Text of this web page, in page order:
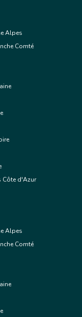
Alpes
Comté
Côte d'Azur
Alpes
Comté